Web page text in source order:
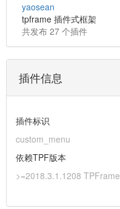
yaosean
tpframe 插件式框架
共发布 27 个插件
插件信息
插件标识
custom_menu
依赖TPF版本
>=2018.3.1.1208 TPFrame